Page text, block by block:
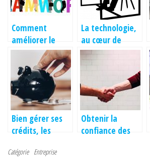
Comment
améliorer le
rendement de
l’entreprise ?
La technologie,
au cœur de
l’économie
mondiale
Bien gérer ses
crédits, les
Obtenir la
confiance des
Catégorie Entreprise